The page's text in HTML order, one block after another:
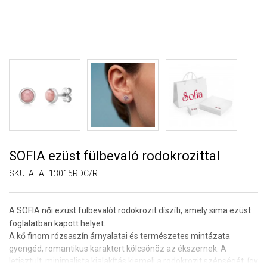
SOFIA ezüst fülbevaló rodokrozittal
SKU: AEAE13015RDC/R
A SOFIA női ezüst fülbevalót rodokrozit díszíti, amely sima ezüst
foglalatban kapott helyet.
A kő finom rózsaszín árnyalatai és természetes mintázata
gyengéd, romantikus karaktert kölcsönöz az ékszernek. A
letisztult, minimalista kialakítás kiemeli a rodokrozit szépségét, így